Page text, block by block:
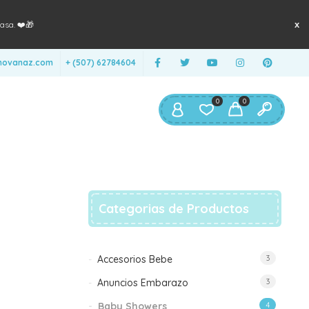
❤️🎁
+ (507) 62784604
0
0
Categorias de Productos
Accesorios Bebe 3
Anuncios Embarazo 3
Baby Showers 4